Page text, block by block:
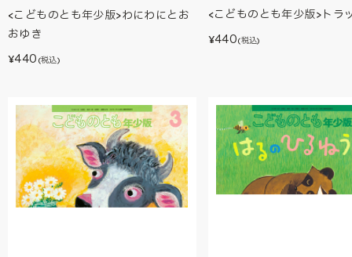
<こどものとも年少版>わにわにとお
おゆき
¥440 (税込)
<こどものとも年少版>トラ
¥440(税込)